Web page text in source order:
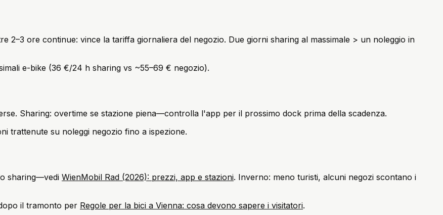
2–3 ore continue: vince la tariffa giornaliera del negozio. Due giorni sharing al massimale > un noleggio in
e-bike (36 €/24 h sharing vs ~55–69 € negozio).
Sharing: overtime se stazione piena—controlla l'app per il prossimo dock prima della scadenza.
trattenute su noleggi negozio fino a ispezione.
sharing—vedi WienMobil Rad (2026): prezzi, app e stazioni. Inverno: meno turisti, alcuni negozi scontano i
il tramonto per Regole per la bici a Vienna: cosa devono sapere i visitatori.